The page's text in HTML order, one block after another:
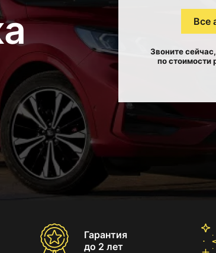
Все
Звоните
по стоимости
Гарантия
до 2 лет